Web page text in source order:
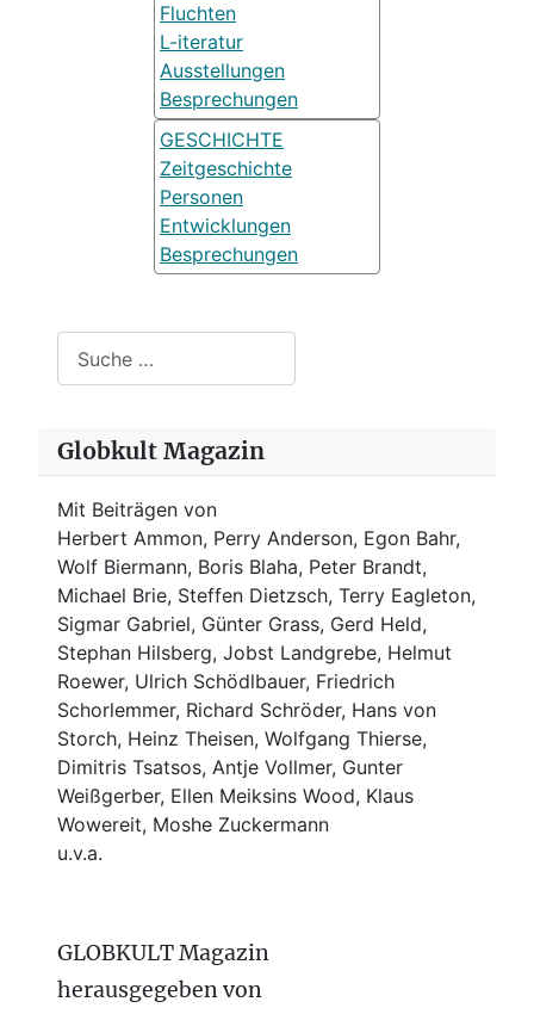
Fluchten
L-iteratur
Ausstellungen
Besprechungen
GESCHICHTE
Zeitgeschichte
Personen
Entwicklungen
Besprechungen
Globkult Magazin
Mit Beiträgen von
Herbert Ammon, Perry Anderson, Egon Bahr,
Wolf Biermann, Boris Blaha, Peter Brandt,
Michael Brie, Steffen Dietzsch, Terry Eagleton,
Sigmar Gabriel, Günter Grass, Gerd Held,
Stephan Hilsberg, Jobst Landgrebe, Helmut
Roewer, Ulrich Schödlbauer, Friedrich
Schorlemmer, Richard Schröder, Hans von
Storch, Heinz Theisen, Wolfgang Thierse,
Dimitris Tsatsos, Antje Vollmer, Gunter
Weißgerber, Ellen Meiksins Wood, Klaus
Wowereit, Moshe Zuckermann
u.v.a.
GLOBKULT Magazin
herausgegeben von